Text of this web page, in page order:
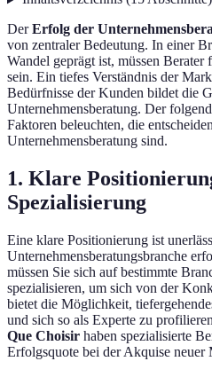
DerErfolg der
von zentraler Bedeutung. In einer
Wandel geprägt ist, müssen
sein. Ein tiefes Verständnis der
Bedürfnisse der Kunden bildet die
Unternehmensberatung. Der
Faktoren beleuchten, die
Unternehmensberatung sind.
1. Klare
Spezialisierung
Eine klare Positionierung ist
Unternehmensberatungsbranche
müssen Sie sich auf bestimmte
spezialisieren, um sich von der
bietet die Möglichkeit,
und sich so als Experte zu
Que Choisir haben spezialisierte
Erfolgsquote bei der Akquise neuer